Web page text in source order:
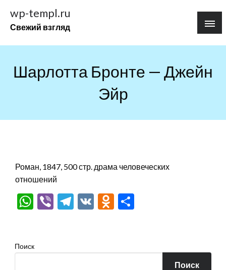
содержимому
wp-templ.ru
Свежий взгляд
Шарлотта Бронте — Джейн
Эйр
Роман, 1847, 500 стр. драма человеческих
отношений
WhatsApp
ViberTelegram
VK Odnoklassniki
Поиск
Поиск